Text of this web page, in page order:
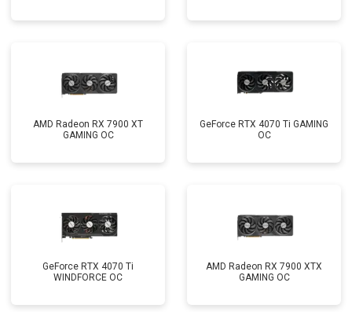
AMD Radeon RX 7900 XT
GAMING OC
GeForce RTX 4070 Ti GAMING
OC
GeForce RTX 4070 Ti
WINDFORCE OC
AMD Radeon RX 7900 XTX
GAMING OC